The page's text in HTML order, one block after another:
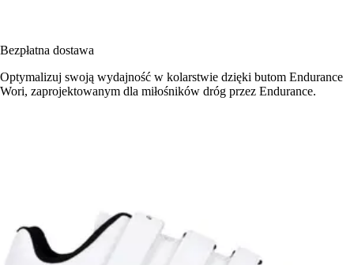
Bezpłatna dostawa
Optymalizuj swoją wydajność w kolarstwie dzięki butom Endurance
Wori, zaprojektowanym dla miłośników dróg przez Endurance.